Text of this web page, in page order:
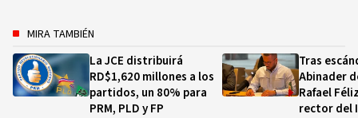
MIRA TAMBIÉN
La JCE distribuirá
RD$1,620 millones a los
partidos, un 80% para
PRM, PLD y FP
Tras
Abinader
Rafael
rector del